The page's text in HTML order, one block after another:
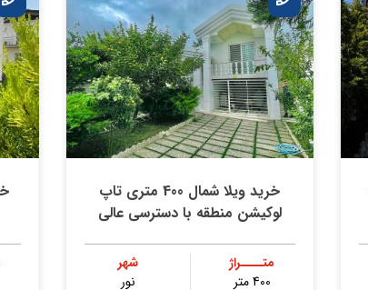
خرید ویلا شمال 400 متری تاپ
لوكيشن منطقه با دسترسي عالي
متــــراژ
400 متر
شهر
نور